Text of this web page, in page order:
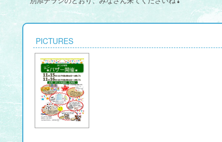
PICTURES